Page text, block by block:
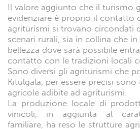
Il valore aggiunto che il turismo
evidenziare è proprio il contatto
agriturismi si trovano circondati
scenari rurali, sia in collina che
bellezza dove sarà possibile
contatto con le tradizioni locali
Sono diversi gli agriturismi che
Kitulgala, per essere precisi sono
agricole adibite ad agriturismi.
La produzione locale di
vinicoli, in aggiunta al
familiare, ha reso le strutture